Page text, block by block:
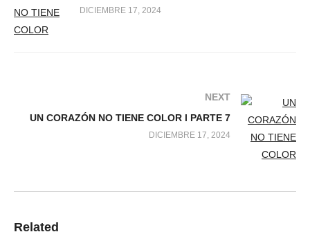
DICIEMBRE 17, 2024
NEXT
UN CORAZÓN NO TIENE COLOR l PARTE 7
DICIEMBRE 17, 2024
Related